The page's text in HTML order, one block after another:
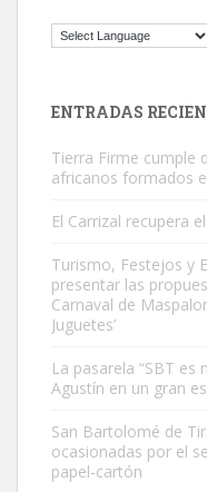
Este gato macho ha
Adopción urgente
Busco adopción
hembra, 4 años. Por
ENTRADAS
Tierra Firme cumple
africanos formados
El Carrizal recupera
Turismo, Festejos y
presentar las
Carnaval de
Juguetes’
La pasarela “SBT es
Agustín en un gran
San Bartolomé de
ocasionadas por el
papel-cartón